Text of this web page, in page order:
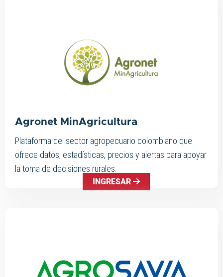
Agronet MinAgricultura
Plataforma del sector agropecuario colombiano que
ofrece datos, estadísticas, precios y alertas para apoyar
la toma de decisiones rurales.
INGRESAR